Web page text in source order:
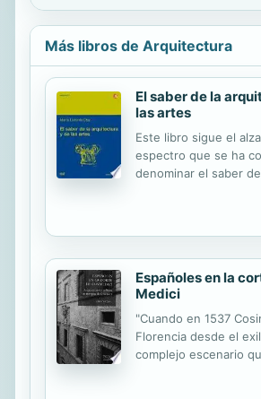
Más libros de Arquitectura
El saber de la
las artes
Este libro sigue el
espectro que se ha
denominar el saber
fortalecido con el
desde los frágiles
inicios hasta la clara
culminado el siglo
a las puertas de la
formación de este
bajo el esbozo de los
sistemas de
suceden, cuya
histórico, los propios
Españoles en la
Medici
"Cuando en 1537
Florencia desde el
complejo escenario
disputaban España,
Papado. Muy pronto